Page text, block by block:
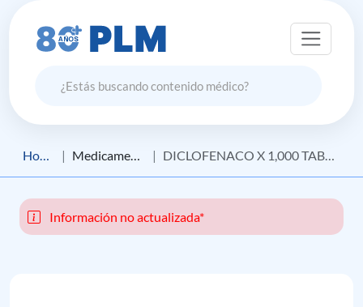
Home Medicamento DICLOFENACO X 1,000 TABLETAS
Información no actualizada*